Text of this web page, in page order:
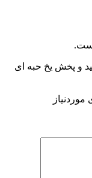
و پخش یخ حبه ای